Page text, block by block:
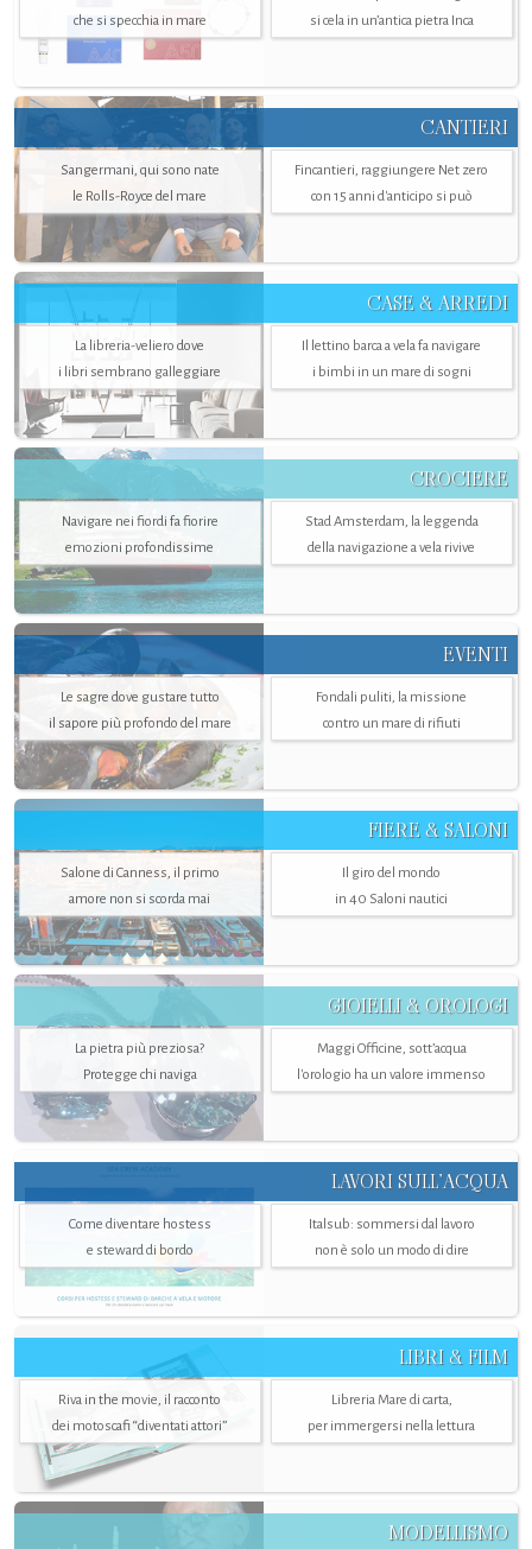
che si specchia in mare
si cela in un’antica pietra Inca
CANTIERI
Sangermani, qui sono nate
le Rolls-Royce del mare
Fincantieri, raggiungere Net zero
con 15 anni d'anticipo si può
CASE & ARREDI
La libreria-veliero dove
i libri sembrano galleggiare
Il lettino barca a vela fa navigare
i bimbi in un mare di sogni
CROCIERE
Navigare nei fiordi fa fiorire
emozioni profondissime
Stad Amsterdam, la leggenda
della navigazione a vela rivive
EVENTI
Le sagre dove gustare tutto
il sapore più profondo del mare
Fondali puliti, la missione
contro un mare di rifiuti
FIERE & SALONI
Salone di Canness, il primo
amore non si scorda mai
Il giro del mondo
in 40 Saloni nautici
GIOIELLI & OROLOGI
La pietra più preziosa?
Protegge chi naviga
Maggi Officine, sott’acqua
l'orologio ha un valore immenso
LAVORI SULL’ACQUA
Come diventare hostess
e steward di bordo
Italsub: sommersi dal lavoro
non è solo un modo di dire
LIBRI & FILM
Riva in the movie, il racconto
dei motoscafi “diventati attori”
Libreria Mare di carta,
per immergersi nella lettura
MODELLISMO